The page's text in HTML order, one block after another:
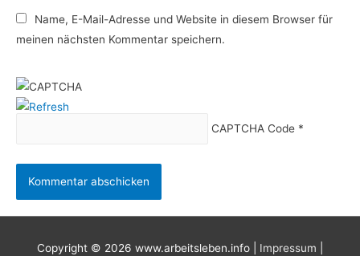
Name, E-Mail-Adresse und Website in diesem Browser für
meinen nächsten Kommentar speichern.
CAPTCHA Code*
Copyright © 2026 www.arbeitsleben.info Impressum